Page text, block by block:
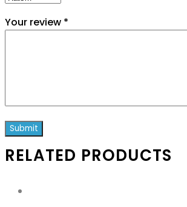
Your review *
RELATED PRODUCTS